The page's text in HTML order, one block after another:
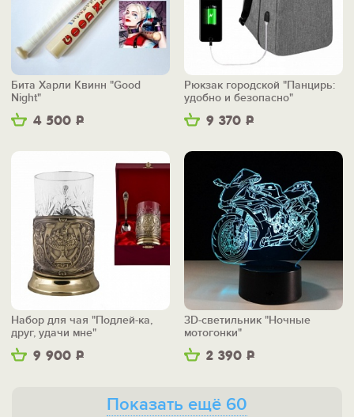
4 500 Р
Бита Харли Квинн "Good
Night"
9 370 Р
Рюкзак городской "Панцирь:
удобно и безопасно"
9 900 Р
Набор для чая "Подлей-ка,
друг, удачи мне"
2 390 Р
3D-светильник "Ночные
мотогонки"
Показать ещё 60